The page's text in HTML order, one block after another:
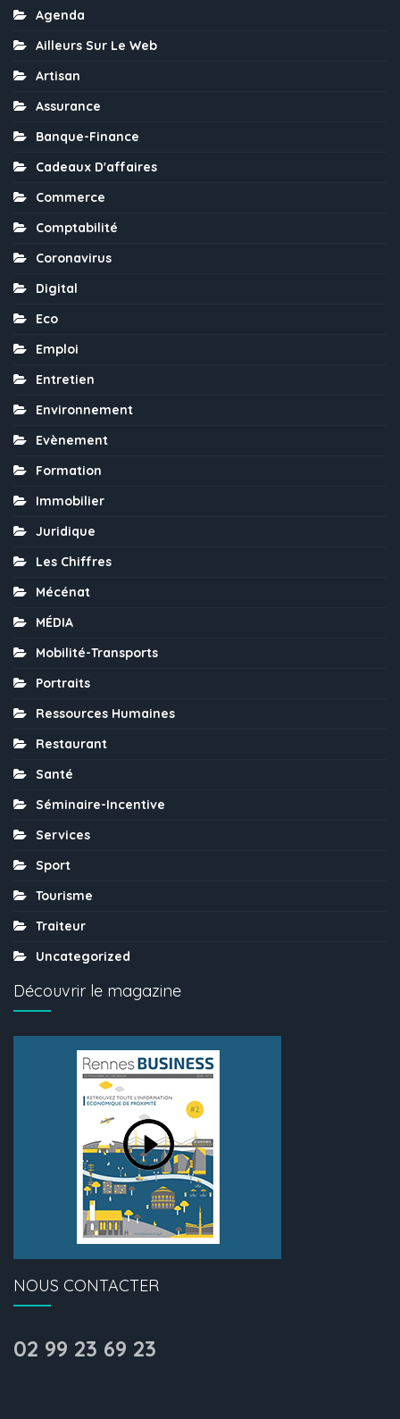
Agenda
Ailleurs Sur Le Web
Artisan
Assurance
Banque-Finance
Cadeaux D'affaires
Commerce
Comptabilité
Coronavirus
Digital
Eco
Emploi
Entretien
Environnement
Evènement
Formation
Immobilier
Juridique
Les Chiffres
Mécénat
MÉDIA
Mobilité-Transports
Portraits
Ressources Humaines
Restaurant
Santé
Séminaire-Incentive
Services
Sport
Tourisme
Traiteur
Uncategorized
Découvrir le magazine
NOUS CONTACTER
02 99 23 69 23